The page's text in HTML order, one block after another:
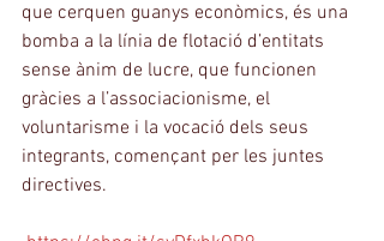
que cerquen guanys econòmics, és una
bomba a la línia de flotació d’entitats
sense ànim de lucre, que funcionen
gràcies a l’associacionisme, el
voluntarisme i la vocació dels seus
integrants, començant per les juntes
directives.